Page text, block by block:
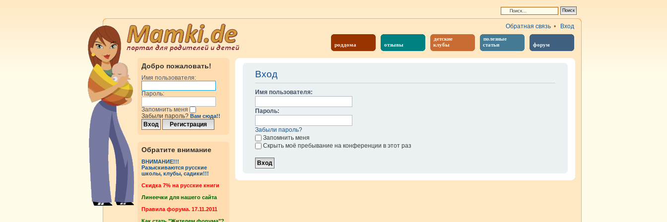
роддома отзывы
детские
клубы
полезные
статьи
форум
Обратная связь • Вход
Добро пожаловать!
Имя пользователя:
Пароль:
Запомнить меня
Забыли пароль? Вам сюда!!
Обратите внимание
ВНИМАНИЕ!!!
Разыскиваются русские
школы, клубы, садики!!!
Cкидка 7% на русские книги
Линеечки для нашего сайта
Правила форума. 17.11.2011
Вход
Имя пользователя:
Пароль:
Забыли пароль?
Запомнить меня
Скрыть моё пребывание на конференции в этот раз